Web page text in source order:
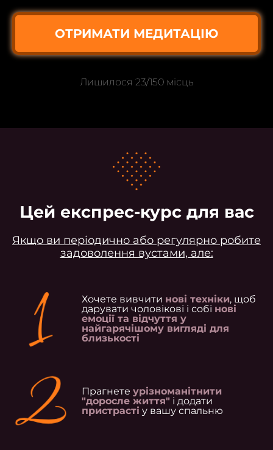
ОТРИМАТИ МЕДИТАЦІЮ
Лишилося 23/150 місць
Цей експрес-курс для вас
Якщо ви періодично або регулярно робите
задоволення вустами, але:
Хочете вивчити нові техніки, щоб
дарувати чоловікові і собі нові
емоції та відчуття у
найгарячішому вигляді для
близькості
Прагнетеурізноманітнити
"доросле життя" і додати
пристрасті у вашу спальню